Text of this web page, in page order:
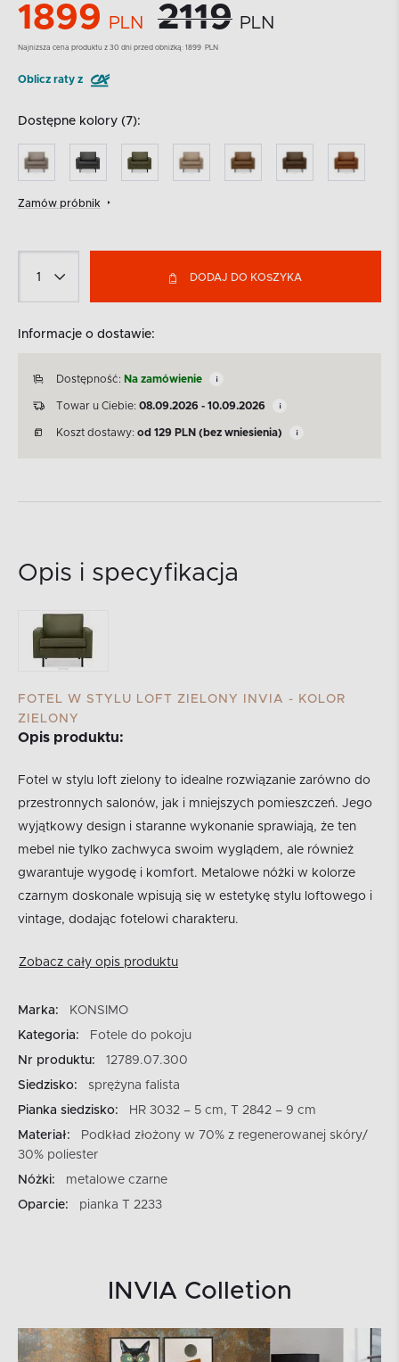
1899 PLN 2119 PLN
Najnizsza cena produktu z 30 dni przed obniżką: 1899 PLN
Oblicz raty z
Dostępne kolory (7):
Zamów próbnik
DODAJ DO KOSZYKA
Informacje o dostawie:
Dostępność: Na zamówienie
Towar u Ciebie: 08.09.2026 - 10.09.2026
Koszt dostawy: od 129 PLN (bez wniesienia)
Opis i specyfikacja
FOTEL W STYLU LOFT ZIELONY INVIA - KOLOR
ZIELONY
Opis produktu:
Fotel w stylu loft zielony to idealne rozwiązanie zarówno do
przestronnych salonów, jak i mniejszych pomieszczeń. Jego
wyjątkowy design i staranne wykonanie sprawiają, że ten
mebel nie tylko zachwyca swoim wyglądem, ale również
gwarantuje wygodę i komfort. Metalowe nóżki w kolorze
czarnym doskonale wpisują się w estetykę stylu loftowego i
vintage, dodając fotelowi charakteru.
Zobacz cały opis produktu
Marka:
KONSIMO
Kategoria:
Fotele do pokoju
Nr produktu:
12789.07.300
Siedzisko:
sprężyna falista
Pianka siedzisko:
HR 3032 – 5 cm, T 2842 – 9 cm
Materiał:
Podkład złożony w 70% z regenerowanej skóry/
30% poliester
Nóżki:
metalowe czarne
Oparcie:
pianka T 2233
INVIA Colletion